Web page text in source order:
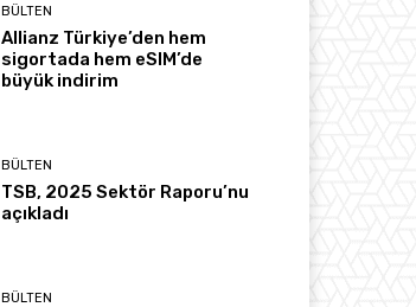
BÜLTEN
Allianz Türkiye’den hem
sigortada hem eSIM’de
büyük indirim
BÜLTEN
TSB, 2025 Sektör Raporu’nu
açıkladı
BÜLTEN